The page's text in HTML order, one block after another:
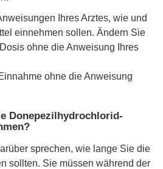
Ihres Arztes, wie und
einnehmen sollen. Ändern Sie
ohne die Anweisung Ihres
ohne die Anweisung
Donepezilhydrochlorid-
sprechen, wie lange Sie die
sollten. Sie müssen während der